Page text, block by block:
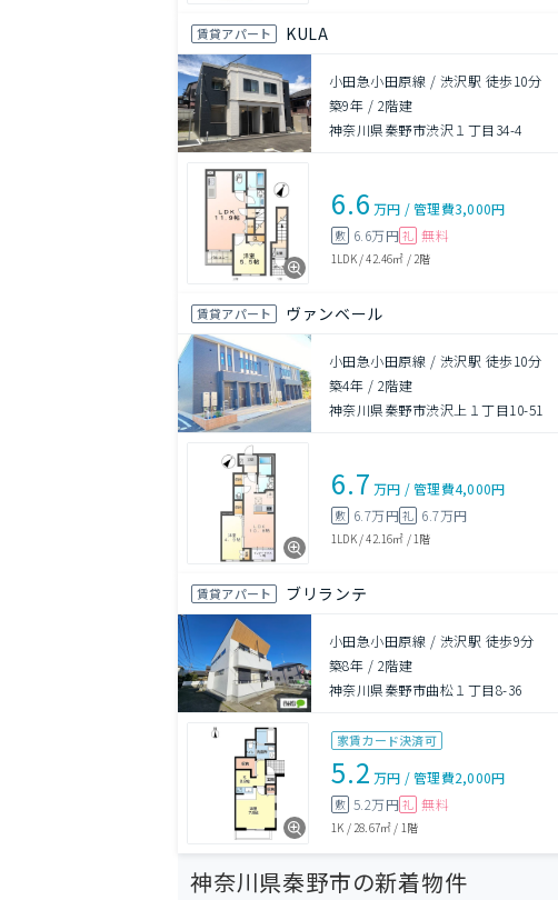
賃貸アパート KULA
小田急小田原線 / 渋沢駅 徒歩10分
築9年 / 2階建
神奈川県秦野市渋沢１丁目34-4
6.6 万円 /管理費3,000円
敷 6.6万円 礼 無料
1LDK/42.46㎡ / 2階
賃貸アパート ヴァンベール
小田急小田原線 / 渋沢駅 徒歩10分
築4年 / 2階建
神奈川県秦野市渋沢上１丁目10-51
6.7 万円 /管理費4,000円
敷 6.7万円礼 6.7万円
1LDK/42.16㎡ / 1階
賃貸アパート ブリランテ
小田急小田原線 / 渋沢駅 徒歩9分
築8年 / 2階建
神奈川県秦野市曲松１丁目8-36
家賃カード決済可
5.2 万円 /管理費2,000円
敷 5.2万円 礼 無料
1K /28.67㎡ / 1階
神奈川県秦野市の新着物件